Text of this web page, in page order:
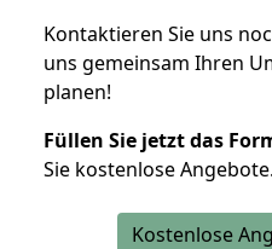
Kontaktieren Sie uns
uns gemeinsam Ihren
planen!
Füllen Sie jetzt das
Sie kostenlose Angebote.
Kostenlose